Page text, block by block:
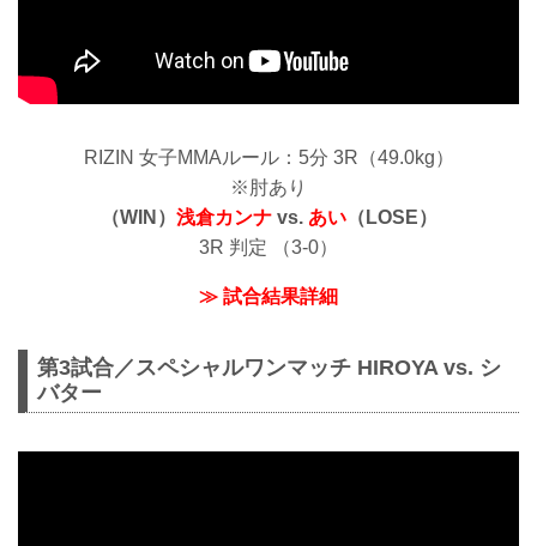
RIZIN 女子MMAルール：5分 3R（49.0kg）
※肘あり
（WIN） 浅倉カンナvs. あい（LOSE）
3R 判定 （3-0）
≫ 試合結果詳細
第3試合／スペシャルワンマッチ HIROYA vs. シ
バター